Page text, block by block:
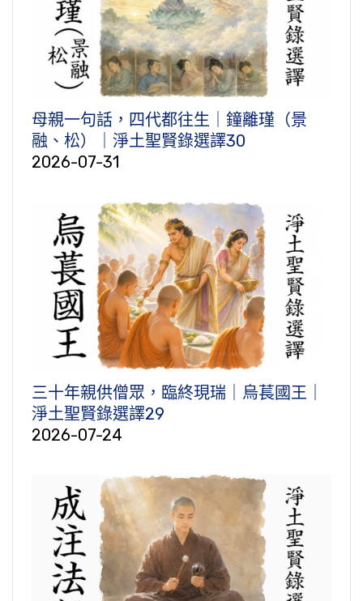
母親一句話，四代都往生｜鐘離瑾（景
融、松）｜淨土聖賢錄選譯30
2026-07-31
三十年親供僧眾，臨終現瑞｜烏萇國王｜
淨土聖賢錄選譯29
2026-07-24